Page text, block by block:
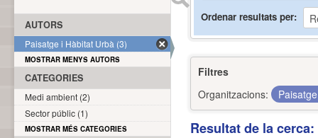
Ordenar resultats per
Filtres
Organitzacions:
Resultat de la
AUTORS
Paisatge i Hàbitat Urbà (3)
MOSTRAR MENYS AUTORS
CATEGORIES
Medi ambient (2)
Sector públic (1)
MOSTRAR MÉS CATEGORIES